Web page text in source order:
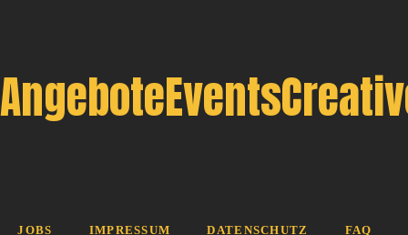
AngeboteEvents
JOBS IMPRESSUM DATENSCHUTZ FAQ